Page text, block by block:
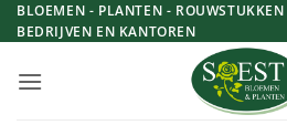
Skip
to
BLOEMEN - PLANTEN -
BEDRIJVEN EN KANTOREN